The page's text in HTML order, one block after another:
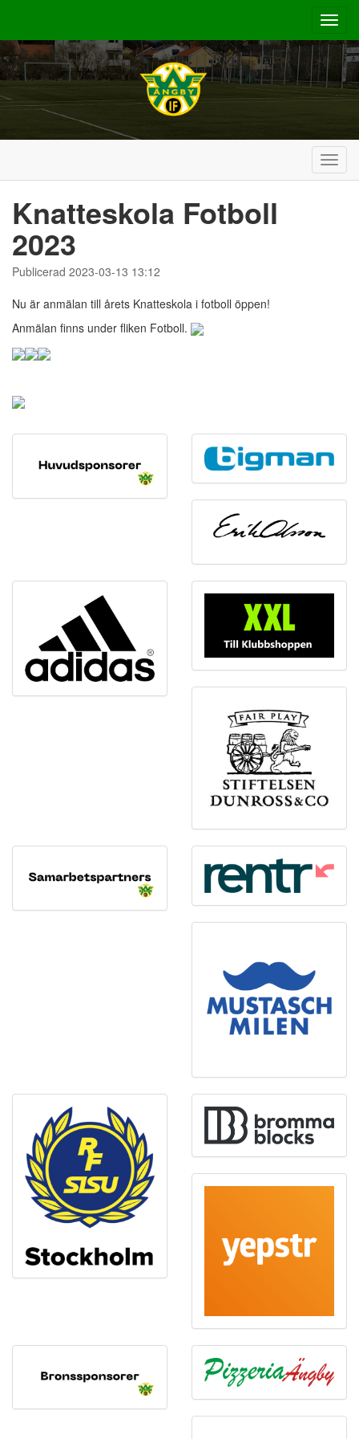
Knatteskola Fotboll
2023
Publicerad 2023-03-13 13:12
Nu är anmälan till årets Knatteskola i fotboll öppen!
Anmälan finns under fliken Fotboll.